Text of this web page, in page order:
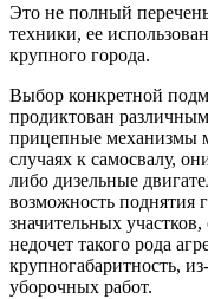
Это не полный
техники, ее
крупного города.
Выбор конкретной
продиктован
прицепные механизмы
случаях к самосвалу,
либо дизельные
возможность поднятия
значительных
недочет такого рода
крупногабаритность,
уборочных работ.